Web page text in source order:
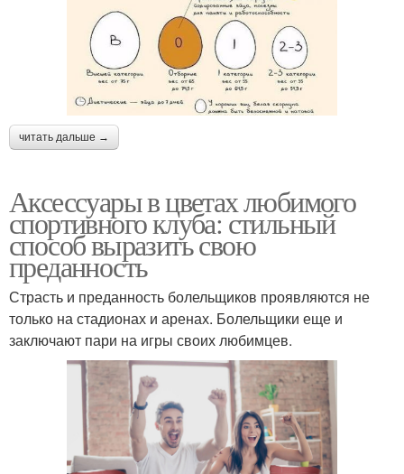
читать дальше →
Аксессуары в цветах любимого
спортивного клуба: стильный
способ выразить свою
преданность
Страсть и преданность болельщиков проявляются не
только на стадионах и аренах. Болельщики еще и
заключают пари на игры своих любимцев.